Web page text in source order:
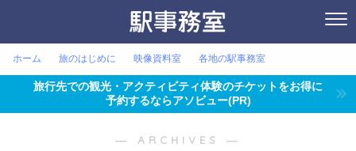
ホーム 旅のはじめに 映像資料室 各地の駅事務室
旅行先での観光・アクティビティ体験のチケットをお得に
予約するならアソビュー(PR)
― ARCHIVES ―